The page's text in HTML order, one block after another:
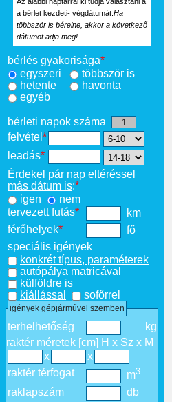
a bérlet kezdeti- végdátumát. Ha
többször is bérelne, akkor a következő
dátumot adja meg!
bérlés gyakorisága*
egyszeri
többször is
hetente
havonta
egyéb
bérleti napok száma
felvétel *
leadás*
Érdekel pár nap eltéréssel
más dátum is:*
igen
nem
tervezett futás*
km
férőhelyek*
fő
speciális igények
konkrét típus, paraméterek
autópálya matricával
külföldre is
kiállással
sofőrrel
igények gépjárművel szemben
terhelhetőség
kg
raktér méretek [cm] H x Sz x M
x
x
raktér térfogat
m3
raklapszám
db